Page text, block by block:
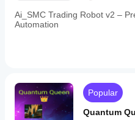
Ai_SMC Trading Robot v2 –
Automation
Popular
Quantum